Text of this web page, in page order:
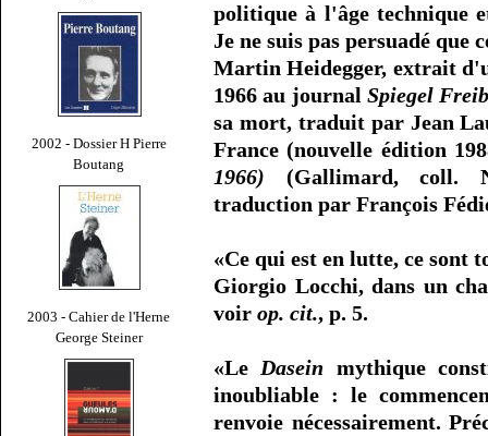
2002 - Dossier H Pierre
Boutang
2003 - Cahier de l'Herne
George Steiner
politique à l'âge technique
Je ne suis pas persuadé que
Martin Heidegger, extrait
1966 au journalSpiegel
sa mort, traduit par Jean
France (nouvelle édition
1966) (Gallimard, coll.
traduction par François
«Ce qui est en lutte, ce sont
Giorgio Locchi, dans un
voir op. cit., p. 5.
«Le Dasein mythique
inoubliable : le
renvoie nécessairement.